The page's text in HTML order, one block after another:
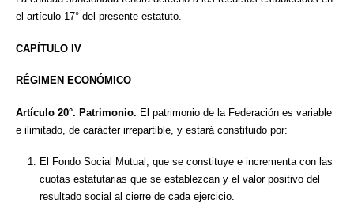
el artículo 17° del presente estatuto.
CAPÍTULO IV
RÉGIMEN ECONÓMICO
Artículo 20°. Patrimonio. El patrimonio de la Federación es variable
e ilimitado, de carácter irrepartible, y estará constituido por:
El Fondo Social Mutual, que se constituye e incrementa con las
cuotas estatutarias que se establezcan y el valor positivo del
resultado social al cierre de cada ejercicio.